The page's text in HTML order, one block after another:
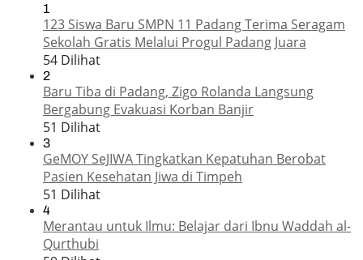
1
123 Siswa Baru SMPN 11 Padang Terima Seragam
Sekolah Gratis Melalui Progul Padang Juara
54 Dilihat
2
Baru Tiba di Padang, Zigo Rolanda Langsung
Bergabung Evakuasi Korban Banjir
51 Dilihat
3
GeMOY SeJIWA Tingkatkan Kepatuhan Berobat
Pasien Kesehatan Jiwa di Timpeh
51 Dilihat
4
Merantau untuk Ilmu: Belajar dari Ibnu Waddah al-
Qurthubi